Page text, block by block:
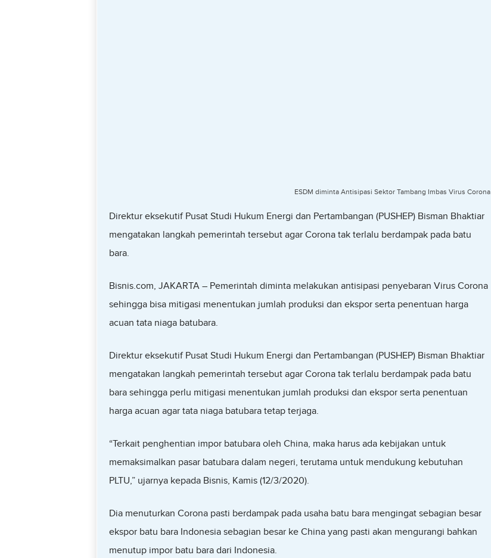
ESDM diminta Antisipasi Sektor Tambang Imbas Virus Corona
Direktur eksekutif Pusat Studi Hukum Energi dan Pertambangan (PUSHEP) Bisman Bhaktiar
mengatakan langkah pemerintah tersebut agar Corona tak terlalu berdampak pada batu
bara.
Bisnis.com, JAKARTA – Pemerintah diminta melakukan antisipasi penyebaran Virus Corona
sehingga bisa mitigasi menentukan jumlah produksi dan ekspor serta penentuan harga
acuan tata niaga batubara.
Direktur eksekutif Pusat Studi Hukum Energi dan Pertambangan (PUSHEP) Bisman Bhaktiar
mengatakan langkah pemerintah tersebut agar Corona tak terlalu berdampak pada batu
bara sehingga perlu mitigasi menentukan jumlah produksi dan ekspor serta penentuan
harga acuan agar tata niaga batubara tetap terjaga.
“Terkait penghentian impor batubara oleh China, maka harus ada kebijakan untuk
memaksimalkan pasar batubara dalam negeri, terutama untuk mendukung kebutuhan
PLTU,” ujarnya kepada Bisnis, Kamis (12/3/2020).
Dia menuturkan Corona pasti berdampak pada usaha batu bara mengingat sebagian besar
ekspor batu bara Indonesia sebagian besar ke China yang pasti akan mengurangi bahkan
menutup impor batu bara dari Indonesia.